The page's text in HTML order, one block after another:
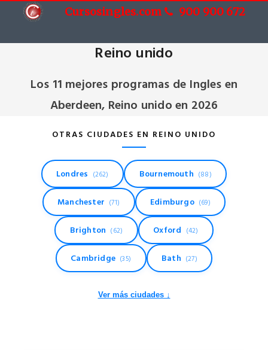
Cursosingles.com 900 900 672
Reino unido
Los 11 mejores programas de Ingles en
Aberdeen, Reino unido en 2026
OTRAS CIUDADES EN REINO UNIDO
Londres (262) Bournemouth (88)
Manchester (71) Edimburgo (69)
Brighton (62) Oxford (42)
Cambridge (35) Bath (27)
Ver más ciudades ↓